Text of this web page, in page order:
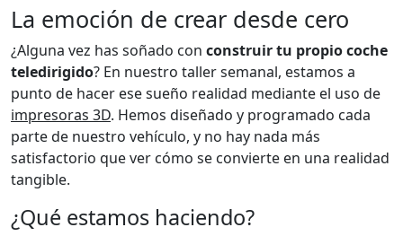
La emoción de crear desde cero
¿Alguna vez has soñado con construir tu propio coche
teledirigido? En nuestro taller semanal, estamos a
punto de hacer ese sueño realidad mediante el uso de
impresoras 3D. Hemos diseñado y programado cada
parte de nuestro vehículo, y no hay nada más
satisfactorio que ver cómo se convierte en una realidad
tangible.
¿Qué estamos haciendo?